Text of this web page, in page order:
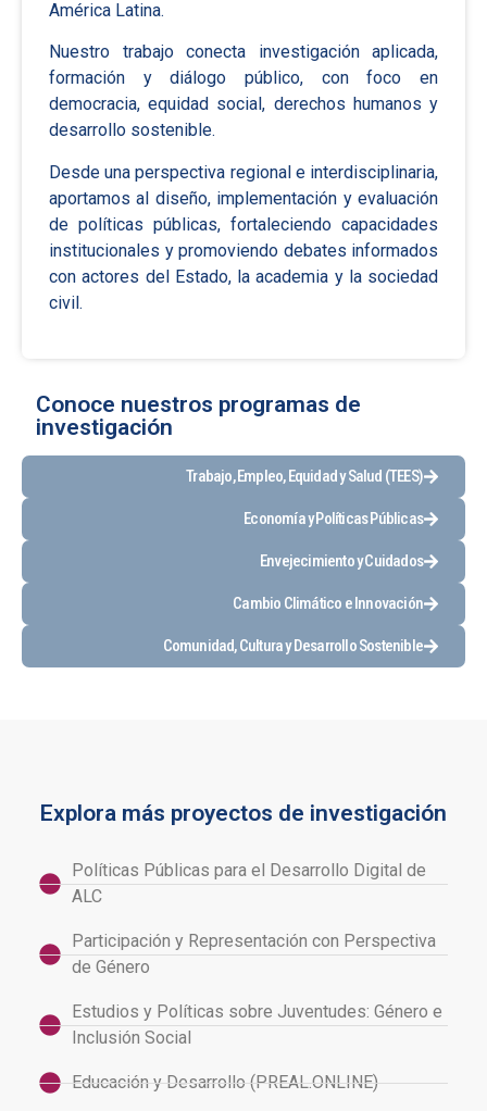
América Latina.
Nuestro trabajo conecta investigación aplicada,
formación y diálogo público, con foco en
democracia, equidad social, derechos humanos y
desarrollo sostenible.
Desde una perspectiva regional e interdisciplinaria,
aportamos al diseño, implementación y evaluación
de políticas públicas, fortaleciendo capacidades
institucionales y promoviendo debates informados
con actores del Estado, la academia y la sociedad
civil.
Conoce nuestros programas de
investigación
Trabajo, Empleo, Equidad y Salud (TEES)
Economía y Políticas Públicas
Envejecimiento y Cuidados
Cambio Climático e Innovación
Comunidad, Cultura y Desarrollo Sostenible
Explora más proyectos de investigación
Políticas Públicas para el Desarrollo Digital de
ALC
Participación y Representación con Perspectiva
de Género
Estudios y Políticas sobre Juventudes: Género e
Inclusión Social
Educación y Desarrollo (PREAL.ONLINE)